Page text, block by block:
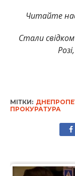
Читайте
Стали
МІТКИ:
ПРОКУРАТУРА